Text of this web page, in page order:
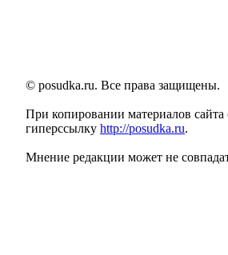
© posudka.ru. Все права защищены.
При копировании материалов сайта
гиперссылку http://posudka.ru.
Мнение редакции может не